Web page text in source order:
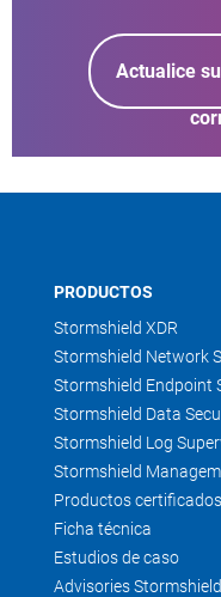
Actualice
PRODUCTOS
Stormshield XDR
Stormshield Network
Stormshield Endpoint
Stormshield Data
Stormshield Log
Stormshield
Productos
Ficha técnica
Estudios de caso
Advisories Stormshield